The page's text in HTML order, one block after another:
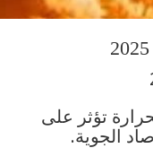
موجة شديدة الحرارة تؤثر على
الجوية.